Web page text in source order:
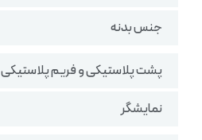
جنس بدنه
پشت پلاستیکی و فریم پلاستیکی
نمایشگر